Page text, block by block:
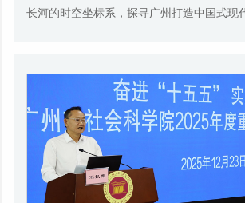
长河的时空坐标系，探寻广州打造中国式现